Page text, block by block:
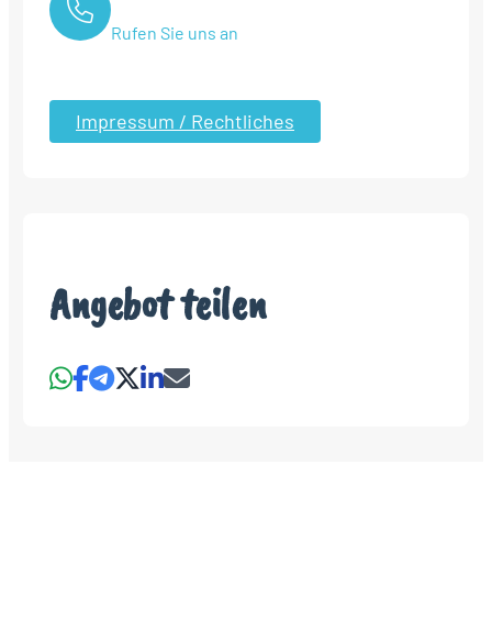
Rufen Sie uns an
Impressum / Rechtliches
Angebot teilen